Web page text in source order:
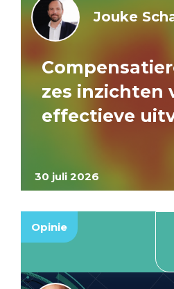
30 juli 2026
Jouke
zes inzichten
effectieve
Opinie